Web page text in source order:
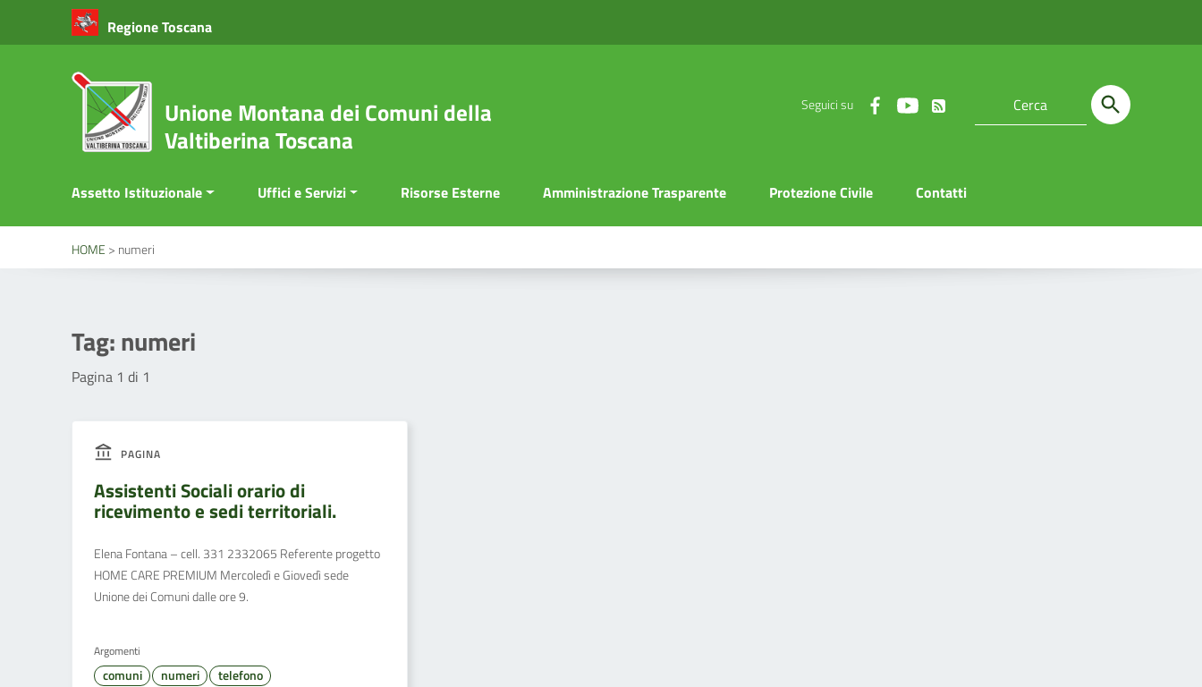
Vai ai contenuti
Vai al menu di navigazione
Regione Toscana
Unione Montana dei Comuni della
Valtiberina Toscana
Seguici su
Assetto Istituzionale Uffici e Servizi Risorse Esterne Amministrazione Trasparente Protezione Civile Contatti
HOME > numeri
Tag:numeri
Pagina 1 di 1
PAGINA
Assistenti Sociali orario di
ricevimento e sedi territoriali.
Elena Fontana – cell. 331 2332065 Referente progetto
HOME CARE PREMIUM Mercoledì e Giovedì sede
Unione dei Comuni dalle ore 9.
Argomenti
comuni numeri telefono